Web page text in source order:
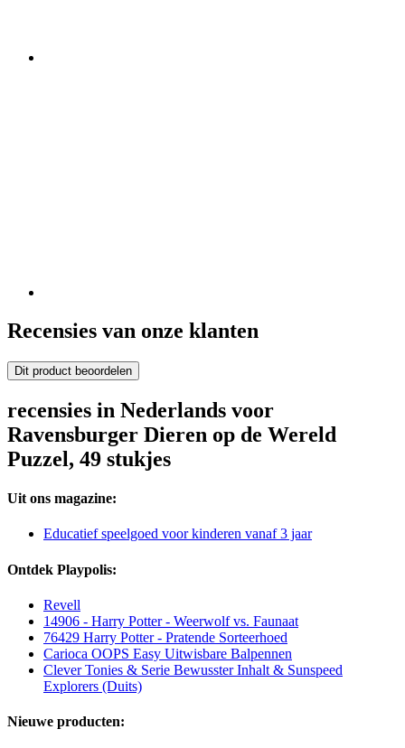
Recensies van onze klanten
Dit product beoordelen
recensies in Nederlands voor
Ravensburger Dieren op de Wereld
Puzzel, 49 stukjes
Uit ons magazine:
Educatief speelgoed voor kinderen vanaf 3 jaar
Ontdek Playpolis:
Revell
14906 - Harry Potter - Weerwolf vs. Faunaat
76429 Harry Potter - Pratende Sorteerhoed
Carioca OOPS Easy Uitwisbare Balpennen
Clever Tonies & Serie Bewusster Inhalt & Sunspeed
Explorers (Duits)
Nieuwe producten: